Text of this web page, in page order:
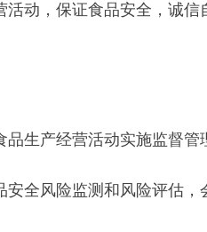
，保证食品安全，诚信
生产经营活动实施监督管
风险监测和风险评估，